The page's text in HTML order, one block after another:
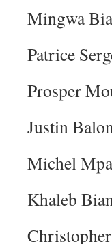
Mingwa
Patrice
Prosper
Justin
Michel
Khaleb